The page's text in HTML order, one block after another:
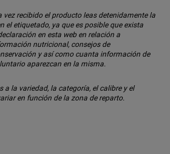
vez recibido el producto leas detenidamente la
el etiquetado, ya que es posible que exista
en esta web en relación a
nutricional, consejos de
y así como cuanta información de
aparezcan en la misma.
a la variedad, la categoría, el calibre y el
en función de la zona de reparto.